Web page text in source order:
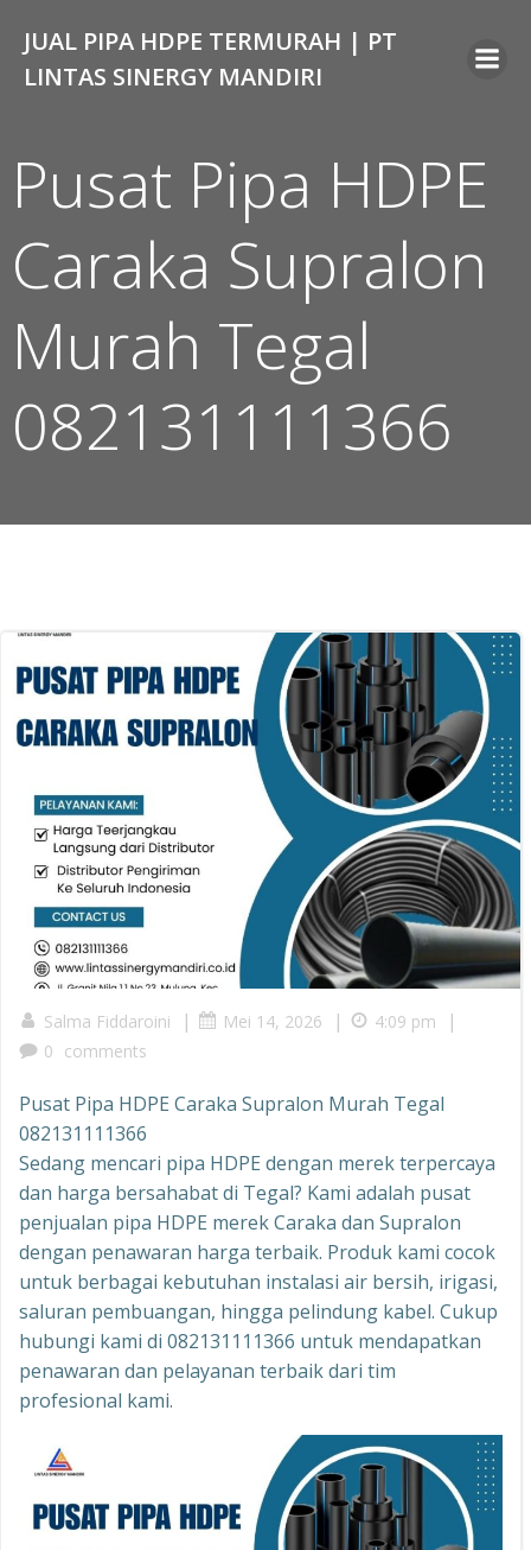
to
content
JUAL PIPA HDPE TERMURAH | PT
LINTAS SINERGY MANDIRI
Pusat Pipa HDPE
Caraka Supralon
Murah Tegal
082131111366
Salma Fiddaroini | Mei 14, 2026 | 4:09 pm |
0 comments
Pusat Pipa HDPE Caraka Supralon Murah Tegal
082131111366
Sedang mencari pipa HDPE dengan merek terpercaya
dan harga bersahabat di Tegal? Kami adalah pusat
penjualan pipa HDPE merek Caraka dan Supralon
dengan penawaran harga terbaik. Produk kami cocok
untuk berbagai kebutuhan instalasi air bersih, irigasi,
saluran pembuangan, hingga pelindung kabel. Cukup
hubungi kami di 082131111366 untuk mendapatkan
penawaran dan pelayanan terbaik dari tim
profesional kami.